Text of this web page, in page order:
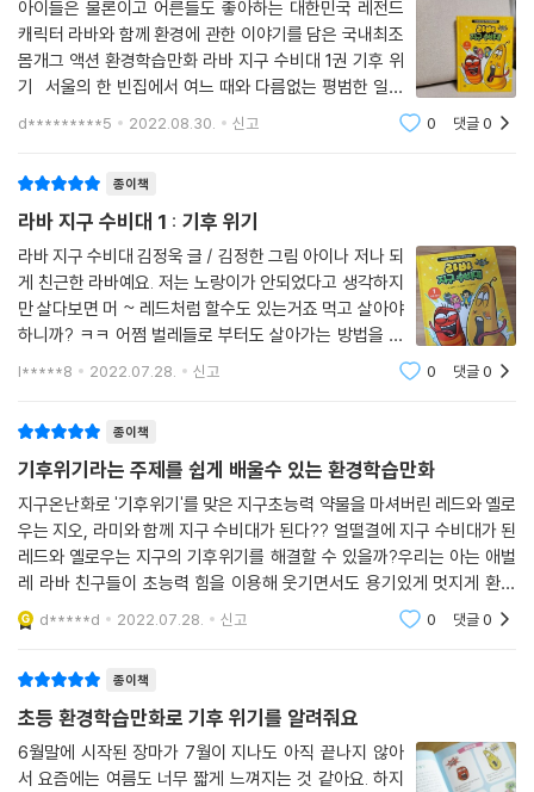
아이들은 물론이고 어른들도 좋아하는 대한민국 레전드
캐릭터 라바와 함께 환경에 관한 이야기를 담은 국내최조
몸개그 액션 환경학습만화 라바 지구 수비대 1권 기후 위
기 서울의 한 빈집에서 여느 때와 다름없는 평범한 일상
을 보내고 있던 레드와 옐로우 라바에게 어느날 밤 그린월
d*********5 2022.08.30. 신고 0 댓글0
종이책
라바 지구 수비대 1 : 기후 위기
라바 지구 수비대 김정욱 글 / 김정한 그림 아이나 저나 되
게 친근한 라바예요. 저는 노랑이가 안되었다고 생각하지
만 살다보면 머 ~ 레드처럼 할수도 있는거죠 먹고 살아야
하니까? ㅋㅋ 어쩜 벌레들로 부터도 살아가는 방법을 배
워나가게 하는건지도 모를 일이네요. 라바는 재미도 주고
l*****8 2022.07.28. 신고 0 댓글0
종이책
기후위기라는 주제를 쉽게 배울수 있는 환경학습만화
지구온난화로 '기후위기'를 맞은 지구초능력 약물을 마셔버린 레드와 옐로
우는 지오, 라미와 함께 지구 수비대가 된다?? 얼떨결에 지구 수비대가 된
레드와 옐로우는 지구의 기후위기를 해결할 수 있을까?우리는 아는 애벌
레 라바 친구들이 초능력 힘을 이용해 웃기면서도 용기있게 멋지게 환경
문제를 해결해 가는 과정이 재미있다지구온난화, 환경오염에 대해 배웠어
도 기후위기라는
d*****d 2022.07.28. 신고 0 댓글0
종이책
초등 환경학습만화로 기후 위기를 알려줘요
6월말에 시작된 장마가 7월이 지나도 아직 끝나지 않아
서 요즘에는 여름도 너무 짧게 느껴지는 것 같아요. 하지